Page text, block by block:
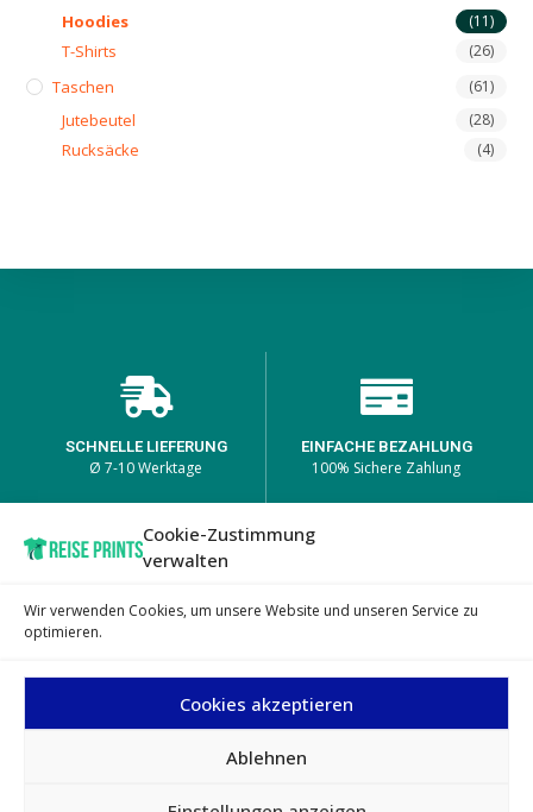
Cookie-Zustimmung
verwalten
Wir verwenden Cookies, um unsere Website und unseren Service zu
optimieren.
Cookies akzeptieren
Ablehnen
Hoodies (11)
T-Shirts (26)
Taschen (61)
Jutebeutel (28)
Rucksäcke (4)
SCHNELLE LIEFERUNG
Ø 7-10 Werktage
EINFACHE BEZAHLUNG
100% Sichere Zahlung
Lange Haltbarkeit bei den
EINZIGARTIGE DESIGNS